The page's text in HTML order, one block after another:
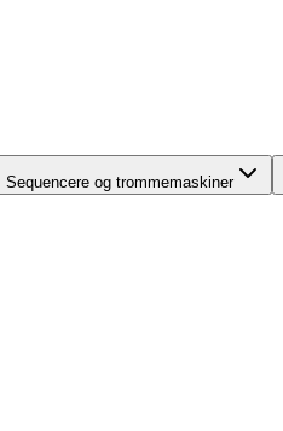
Sequencere og trommemaskiner